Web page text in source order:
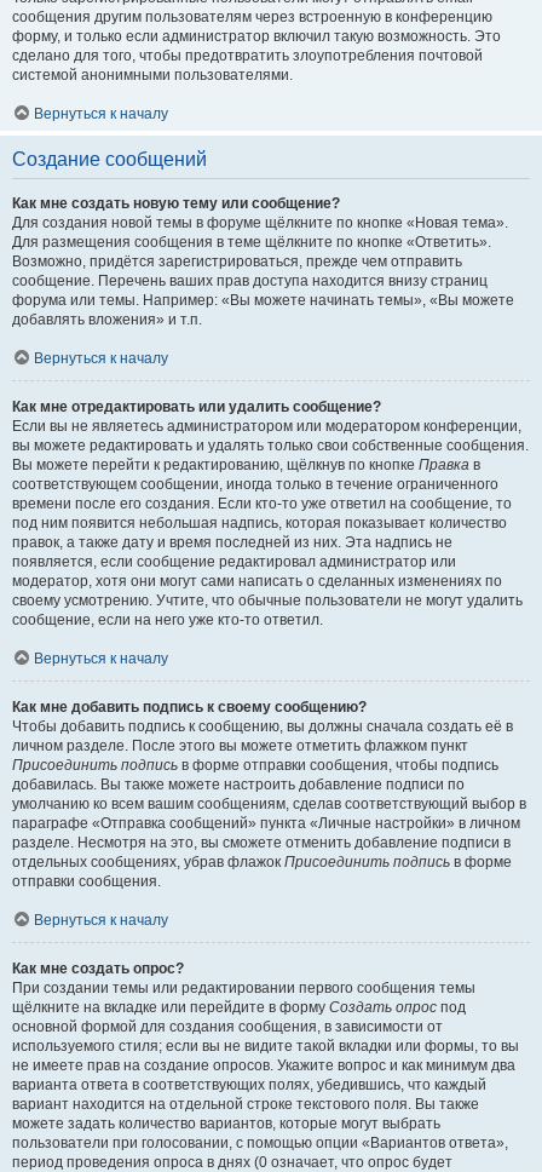
сообщения другим пользователям через встроенную в конференцию
форму, и только если администратор включил такую возможность. Это
сделано для того, чтобы предотвратить злоупотребления почтовой
системой анонимными пользователями.
Вернуться к началу
Создание сообщений
Как мне создать новую тему или сообщение?
Для создания новой темы в форуме щёлкните по кнопке «Новая тема».
Для размещения сообщения в теме щёлкните по кнопке «Ответить».
Возможно, придётся зарегистрироваться, прежде чем отправить
сообщение. Перечень ваших прав доступа находится внизу страниц
форума или темы. Например: «Вы можете начинать темы», «Вы можете
добавлять вложения» и т.п.
Вернуться к началу
Как мне отредактировать или удалить сообщение?
Если вы не являетесь администратором или модератором конференции,
вы можете редактировать и удалять только свои собственные сообщения.
Вы можете перейти к редактированию, щёлкнув по кнопке Правка в
соответствующем сообщении, иногда только в течение ограниченного
времени после его создания. Если кто-то уже ответил на сообщение, то
под ним появится небольшая надпись, которая показывает количество
правок, а также дату и время последней из них. Эта надпись не
появляется, если сообщение редактировал администратор или
модератор, хотя они могут сами написать о сделанных изменениях по
своему усмотрению. Учтите, что обычные пользователи не могут удалить
сообщение, если на него уже кто-то ответил.
Вернуться к началу
Как мне добавить подпись к своему сообщению?
Чтобы добавить подпись к сообщению, вы должны сначала создать её в
личном разделе. После этого вы можете отметить флажком пункт
Присоединить подпись в форме отправки сообщения, чтобы подпись
добавилась. Вы также можете настроить добавление подписи по
умолчанию ко всем вашим сообщениям, сделав соответствующий выбор в
параграфе «Отправка сообщений» пункта «Личные настройки» в личном
разделе. Несмотря на это, вы сможете отменить добавление подписи в
отдельных сообщениях, убрав флажок Присоединить подпись в форме
отправки сообщения.
Вернуться к началу
Как мне создать опрос?
При создании темы или редактировании первого сообщения темы
щёлкните на вкладке или перейдите в форму Создать опрос под
основной формой для создания сообщения, в зависимости от
используемого стиля; если вы не видите такой вкладки или формы, то вы
не имеете прав на создание опросов. Укажите вопрос и как минимум два
варианта ответа в соответствующих полях, убедившись, что каждый
вариант находится на отдельной строке текстового поля. Вы также
можете задать количество вариантов, которые могут выбрать
пользователи при голосовании, с помощью опции «Вариантов ответа»,
период проведения опроса в днях (0 означает, что опрос будет